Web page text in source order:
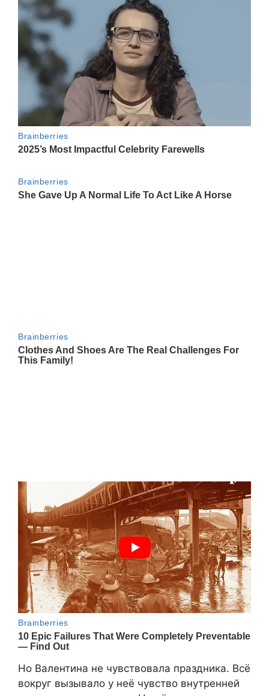
Но Валентина не чувствовала праздника. Всё
вокруг вызывало у неё чувство внутренней